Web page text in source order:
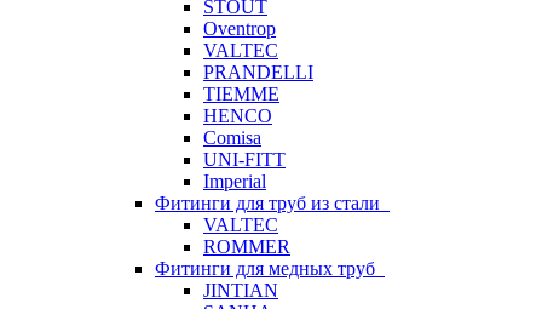
STOUT
Oventrop
VALTEC
PRANDELLI
TIEMME
HENCO
Comisa
UNI-FITT
Imperial
Фитинги для труб из стали
VALTEC
ROMMER
Фитинги для медных труб
JINTIAN